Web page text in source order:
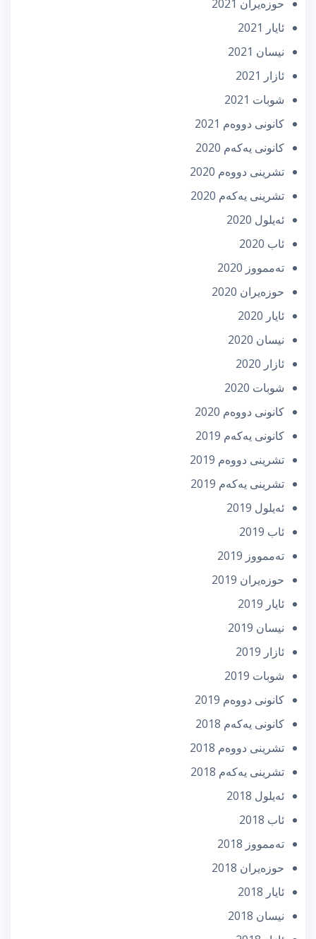
حوزه‌یران 2021
ئایار 2021
نیسان 2021
ئازار 2021
شوبات 2021
كانونی دووه‌م 2021
كانونی یه‌كه‌م 2020
تشرینی دووه‌م 2020
تشرینی یه‌كه‌م 2020
ئه‌یلول 2020
ئاب 2020
تەممووز 2020
حوزه‌یران 2020
ئایار 2020
نیسان 2020
ئازار 2020
شوبات 2020
كانونی دووه‌م 2020
كانونی یه‌كه‌م 2019
تشرینی دووه‌م 2019
تشرینی یه‌كه‌م 2019
ئه‌یلول 2019
ئاب 2019
تەممووز 2019
حوزه‌یران 2019
ئایار 2019
نیسان 2019
ئازار 2019
شوبات 2019
كانونی دووه‌م 2019
كانونی یه‌كه‌م 2018
تشرینی دووه‌م 2018
تشرینی یه‌كه‌م 2018
ئه‌یلول 2018
ئاب 2018
تەممووز 2018
حوزه‌یران 2018
ئایار 2018
نیسان 2018